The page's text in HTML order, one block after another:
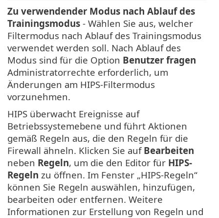
Zu verwendender Modus nach Ablauf des
Trainingsmodus - Wählen Sie aus, welcher
Filtermodus nach Ablauf des Trainingsmodus
verwendet werden soll. Nach Ablauf des
Modus sind für die Option Benutzer fragen
Administratorrechte erforderlich, um
Änderungen am HIPS-Filtermodus
vorzunehmen.
HIPS überwacht Ereignisse auf
Betriebssystemebene und führt Aktionen
gemäß Regeln aus, die den Regeln für die
Firewall ähneln. Klicken Sie auf Bearbeiten
neben Regeln, um die den Editor für HIPS-
Regeln zu öffnen. Im Fenster „HIPS-Regeln“
können Sie Regeln auswählen, hinzufügen,
bearbeiten oder entfernen. Weitere
Informationen zur Erstellung von Regeln und